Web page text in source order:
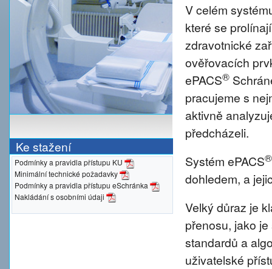
Ke stažení
Podmínky a pravidla přístupu KU
Minimální technické požadavky
Podmínky a pravidla přístupu eSchránka
Nakládání s osobními údaji
V celém
které se
zdravotnické
ověřovacích
ePACS®
pracujeme s
aktivně
předcházeli.
Systém ePACS®
dohledem, a
Velký důraz je
přenosu, jako
standardů a
uživatelské